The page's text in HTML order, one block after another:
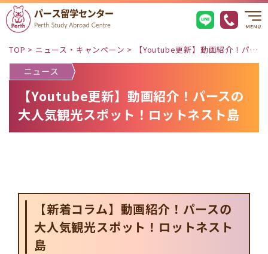
TOP > ニュース・キャンペーン > 【Youtube更新】動画紹介！パースの大人気観光スポット！ロットネスト島
【Youtube更新】動画紹介！パースの
大人気観光スポット！ロットネスト島
【新着コラム】動画紹介！パースの
大人気観光スポット！ロットネスト
島